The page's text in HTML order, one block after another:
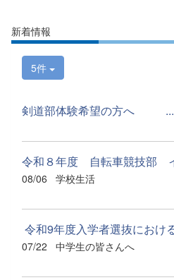
新着情報
5件
剣道部体験希望の方へ ...
08/06 学校生活
07/22 中学生の皆さんへ